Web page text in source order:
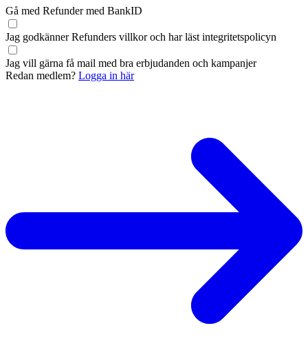
Gå med Refunder med BankID
Jag godkänner Refunders villkoroch har läst integritetspolicyn
Jag vill gärna få mail med bra erbjudanden och kampanjer
Redan medlem? Logga in här